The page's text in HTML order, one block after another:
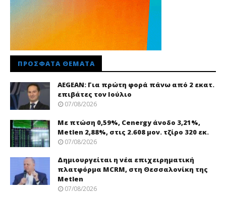
ΠΡΌΣΦΑΤΑ ΘΈΜΑΤΑ
AEGEAN: Για πρώτη φορά πάνω από 2 εκατ.
επιβάτες τον Ιούλιο
07/08/2026
Με πτώση 0,59%, Cenergy άνοδο 3,21%,
Metlen 2,88%, στις 2.608 μον. τζίρο 320 εκ.
07/08/2026
Δημιουργείται η νέα επιχειρηματική
πλατφόρμα MCRM, στη Θεσσαλονίκη της
Metlen
07/08/2026